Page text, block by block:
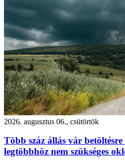
2026. augusztus 06., csütörtök
Több száz állás vár
legtöbbhöz nem szükséges